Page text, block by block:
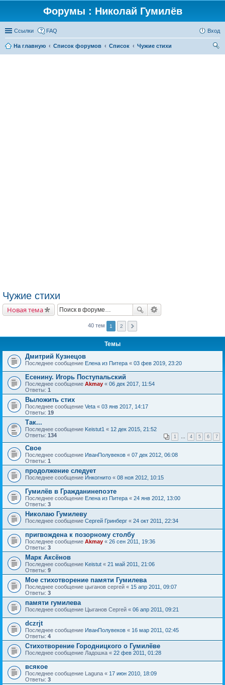
Форумы : Николай Гумилёв
Ссылки FAQ Вход
На главную Список форумов Список
Чужие стихи
Чужие стихи
Новая тема
40 тем 1 2
Темы
Дмитрий Кузнецов
Последнее сообщение Елена из Питера « 03 фев 2019, 23:20
Есенину. Игорь Поступальский
Последнее сообщение Akmay « 06 дек 2017, 11:54
Ответы: 1
Выложить стих
Последнее сообщение Veta « 03 янв 2017, 14:17
Ответы: 19
Так...
Последнее сообщение Keistut1 « 12 дек 2015, 21:52
Ответы: 134 1 … 4 5 6 7
Свое
Последнее сообщение ИванПолувеков « 07 дек 2012, 06:08
Ответы: 1
продолжение следует
Последнее сообщение Инкогнито « 08 ноя 2012, 10:15
Гумилёв в Гражданинепоэте
Последнее сообщение Елена из Питера « 24 янв 2012, 13:00
Ответы: 3
Николаю Гумилеву
Последнее сообщение Сергей Гринберг « 24 окт 2011, 22:34
пригвождена к позорному столбу
Последнее сообщение Akmay « 26 сен 2011, 19:36
Ответы: 3
Марк Аксёнов
Последнее сообщение Keistut « 21 май 2011, 21:06
Ответы: 9
Мое стихотворение памяти Гумилева
Последнее сообщение цыганов сергей « 15 апр 2011, 09:07
Ответы: 3
памяти гумилева
Последнее сообщение Цыганов Сергей « 06 апр 2011, 09:21
dczrjt
Последнее сообщение ИванПолувеков « 16 мар 2011, 02:45
Ответы: 4
Стихотворение Городницкого о Гумилёве
Последнее сообщение Ладошка « 22 фев 2011, 01:28
всякое
Последнее сообщение Laguna « 17 июн 2010, 18:09
Ответы: 3